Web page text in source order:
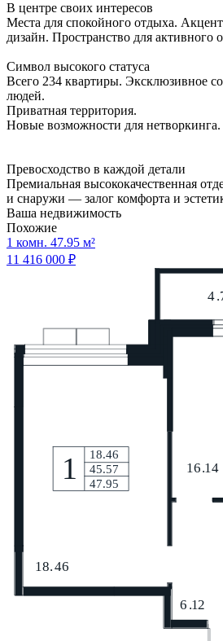
В центре своих интересов
Места для спокойного отдыха.
дизайн. Пространство для активного
Символ высокого статуса
Всего 234 квартиры. Эксклюзивное
людей.
Приватная территория.
Новые возможности для нетворкинга.
Превосходство в каждой детали
Премиальная высококачественная
и снаружи — залог комфорта и
Ваша недвижимость
Похожие
1 комн. 47.95 м²
11 416 000 ₽